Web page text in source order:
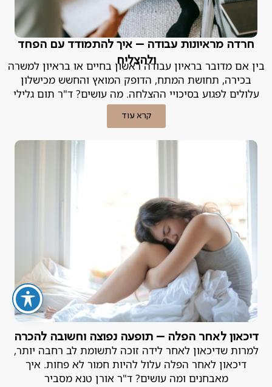
חרדה מראיונות עבודה – איך להתמודד עם הפחד
ולהצליח
בין אם מדובר בראיון עבודה ראשון בחיים או בראיון למשרה
בכירה, תחושת המתח, הדופק המואץ והחשש מכישלון
עלולים לפגוע בסיכויי ההצלחה. מה עושים? ד"ר תום גלילי
מסביר.
קרא עוד
דיכאון לאחר הפלה – תופעה נפוצה וחשובה להכרה
למרות שדיכאון לאחר לידה זוכה לתשומת לב רחבה יותר,
דיכאון לאחר הפלה עלול להיות חמור לא פחות. איך
מאבחנים ומה עושים? ד"ר אורן טנא מסביר